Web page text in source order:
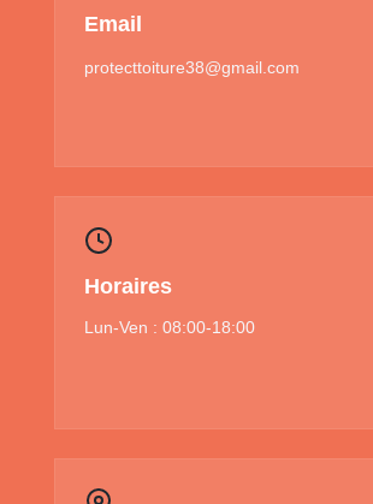
Email
protecttoiture38@gmail.com
Horaires
Lun-Ven : 08:00-18:00